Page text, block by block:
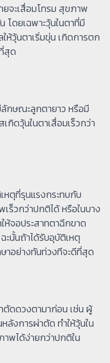
จะเสื่อมโทรม สุขภาพ
โดยเฉพาะวุ้นในตาที่มี
ห้วุ้นตาเริ่มขุ่น เกิดการตก
สุด
กษณะลูกตายาว หรือมี
กิดวุ้นในตาเสื่อมเร็วกว่า
หตุที่รุนแรงกระทบกับ
ร็วกว่าปกติได้ หรือในบาง
ห้จอประสาทตาฉีกขาด
นั้นถ้าได้รับอุบัติเหตุ
าอย่างทันท่วงทีจะดีที่สุด
ตัดดวงตามาก่อน เช่น ผู้
ลังการผ่าตัด ทำให้วุ้นใน
พได้ง่ายกว่าปกติใน